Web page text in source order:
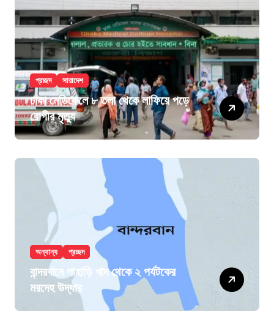
প্রচ্ছদ সারাদেশ
ঢাকা মেডিকেলে ৮ তলা থেকে লাফিয়ে পড়ে
রোগীর মৃত্যু
অন্যান্য প্রচ্ছদ
বান্দরবানে পাহাড়ি খাদ থেকে ২ পর্যটকের
মরদেহ উদ্ধার